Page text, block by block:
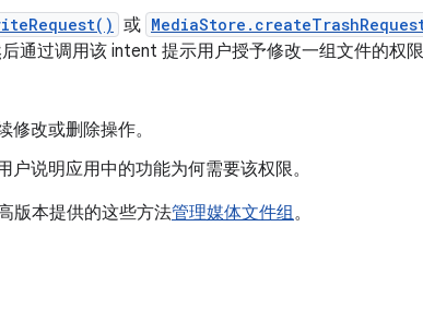
或
通过调用该 intent 提示用户授予修改一组文件的权限
修改或删除操作。
户说明应用中的功能为何需要该权限。
版本提供的这些方法管理媒体文件组。